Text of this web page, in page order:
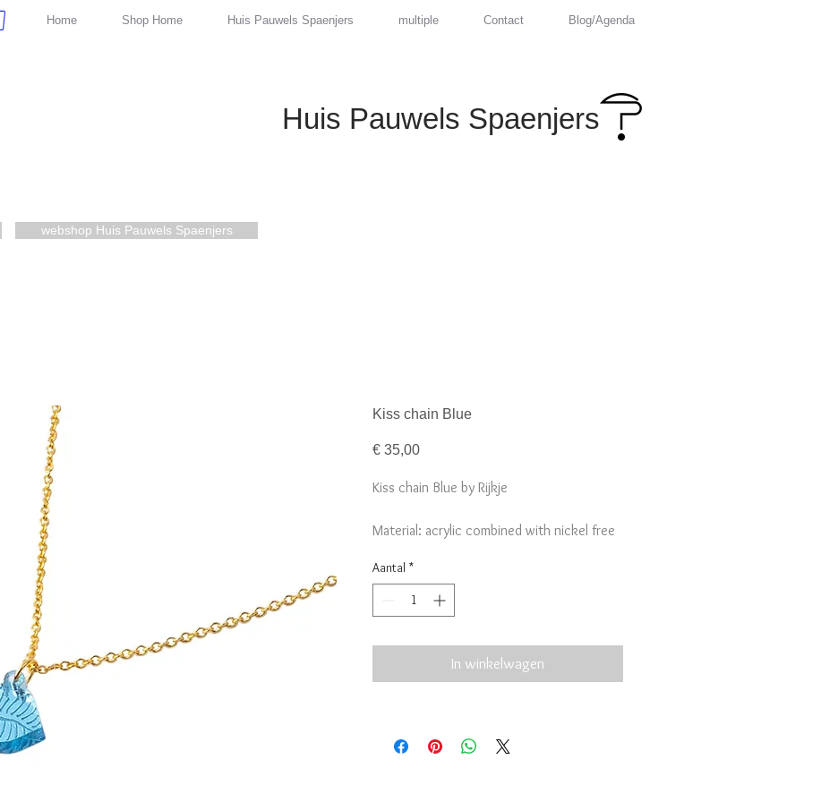
Home Shop Home Huis Pauwels Spaenjers multiple Contact Blog/Agenda
Huis Pauwels Spaenjers
webshop Huis Pauwels Spaenjers
Kiss chain Blue
€ 35,00Prijs
Kiss chain Blue by Rijkje
Material: acrylic combined with nickel free
Aantal *
In winkelwagen